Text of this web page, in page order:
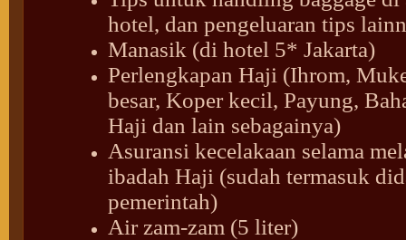
hotel, dan pengeluaran tips
Manasik (di hotel 5* Jakarta)
Perlengkapan Haji (Ihrom,
besar, Koper kecil, Payung,
Haji dan lain sebagainya)
Asuransi kecelakaan selama
ibadah Haji (sudah termasuk
pemerintah)
Air zam-zam (5 liter)